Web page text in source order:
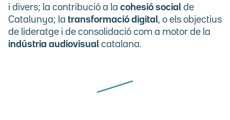
i divers; la contribució a la cohesió social de
Catalunya; la transformació digital, o els objectius
de lideratge i de consolidació com a motor de la
indústria audiovisual catalana.